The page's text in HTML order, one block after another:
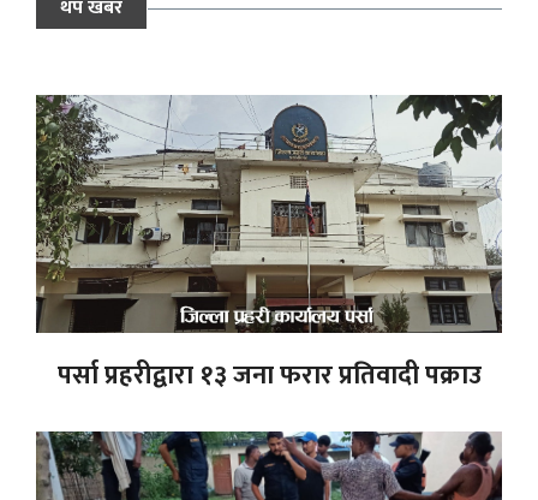
थप खबर
पर्सा प्रहरीद्वारा १३ जना फरार प्रतिवादी पक्राउ